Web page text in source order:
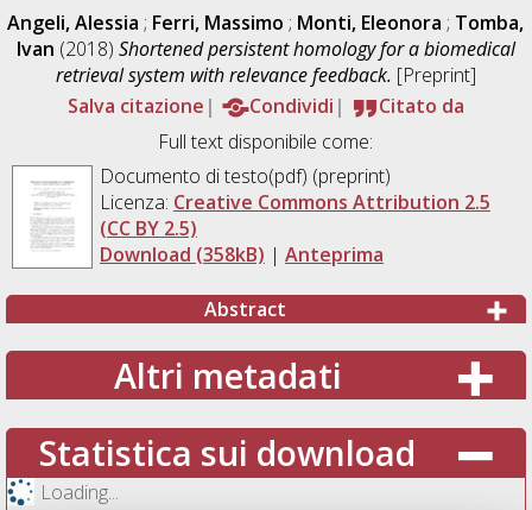
Angeli, Alessia ; Ferri, Massimo ; Monti, Eleonora ; Tomba,
Ivan (2018) Shortened persistent homology for a biomedical
retrieval system with relevance feedback. [Preprint]
Salva citazione
Condividi
Citato da
Full text disponibile come:
Documento di testo(pdf) (preprint)
Licenza: Creative Commons Attribution 2.5
(CC BY 2.5)
Download (358kB) | Anteprima
Abstract
Altri metadati
Statistica sui download
Loading...